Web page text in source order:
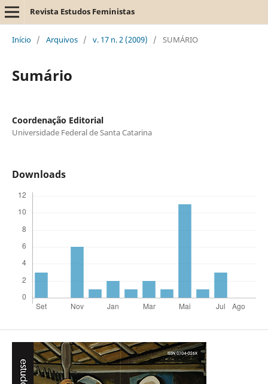
Revista Estudos Feministas
Início / Arquivos / v. 17 n. 2 (2009) / SUMÁRIO
Sumário
Coordenação Editorial
Universidade Federal de Santa Catarina
Downloads